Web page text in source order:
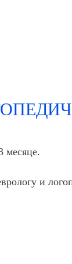
месяце.
и